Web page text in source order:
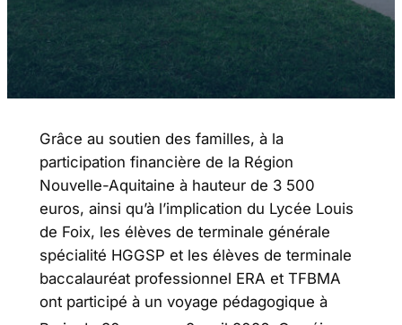
Grâce au soutien des familles, à la
participation financière de la Région
Nouvelle-Aquitaine à hauteur de 3 500
euros, ainsi qu’à l’implication du Lycée Louis
de Foix, les élèves de terminale générale
spécialité HGGSP et les élèves de terminale
baccalauréat professionnel ERA et TFBMA
ont participé à un voyage pédagogique à